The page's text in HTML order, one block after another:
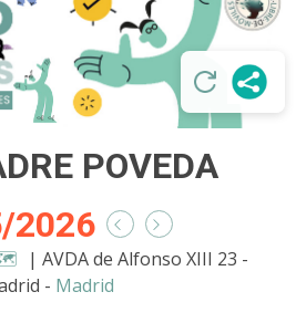
POVEDA
2026
| AVDA de Alfonso XIII 23 -
- Madrid